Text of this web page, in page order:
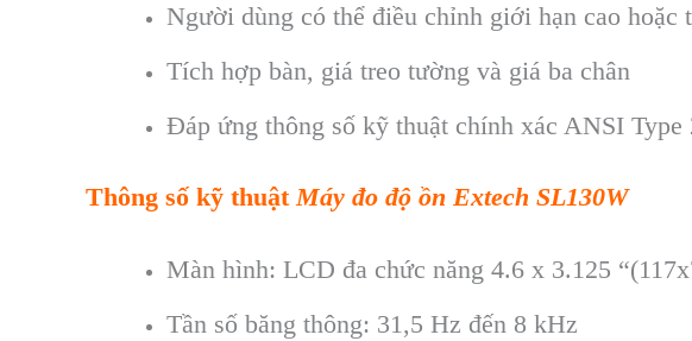
Người dùng có thể điều chỉnh giới hạn cao hoặc
Tích hợp bàn, giá treo tường và giá ba chân
Đáp ứng thông số kỹ thuật chính xác ANSI Type
Thông số kỹ thuật Máy đo độ ồn Extech SL130W
Màn hình: LCD đa chức năng 4.6 x 3.125
Tần số băng thông: 31,5 Hz đến 8 kHz